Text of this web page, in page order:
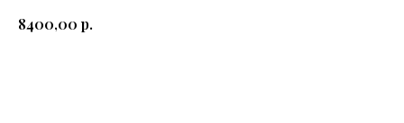
8400,00 р.